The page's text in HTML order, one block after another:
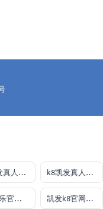
k8凯发真人娱乐手机首页 k8凯发真人娱乐手机首页
龙8娱乐官方老虎机 凯发k8官网下载客户端中心